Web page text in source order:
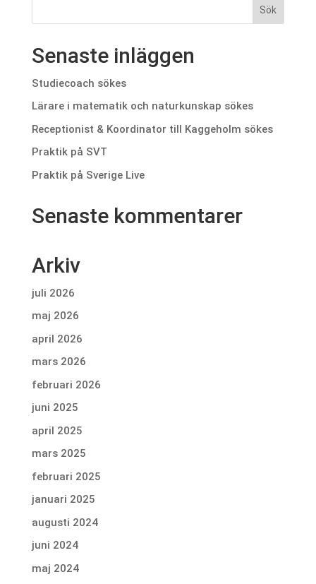
Senaste inläggen
Studiecoach sökes
Lärare i matematik och naturkunskap sökes
Receptionist & Koordinator till Kaggeholm sökes
Praktik på SVT
Praktik på Sverige Live
Senaste kommentarer
Arkiv
juli 2026
maj 2026
april 2026
mars 2026
februari 2026
juni 2025
april 2025
mars 2025
februari 2025
januari 2025
augusti 2024
juni 2024
maj 2024